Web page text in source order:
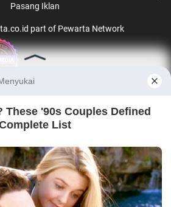
Pasang Iklan
part of Pewarta Network